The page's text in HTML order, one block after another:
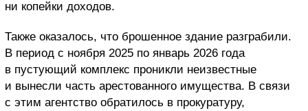
ни копейки доходов.
Также оказалось, что брошенное здание разграбили.
В период с ноября 2025 по январь 2026 года
в пустующий комплекс проникли неизвестные
и вынесли часть арестованного имущества. В связи
с этим агентство обратилось в прокуратуру,